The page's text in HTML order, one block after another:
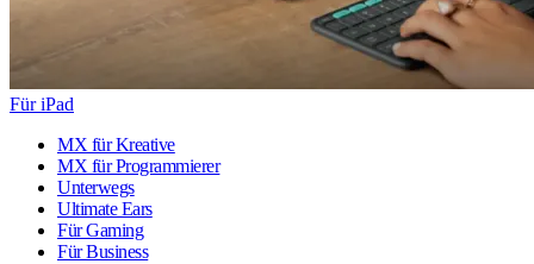
Für iPad
MX für Kreative
MX für Programmierer
Unterwegs
Ultimate Ears
Für Gaming
Für Business